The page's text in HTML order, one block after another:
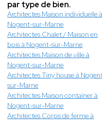
par type de bien.
Architectes Maison individuelle à
Nogent-sur-Marne
Architectes Chalet / Maison en
bois à Nogent-sur-Marne
Architectes Maison de ville à
Nogent-sur-Marne
Architectes Tiny house à
sur-Marne
Architectes Maison container à
Nogent-sur-Marne
Architectes Corps de ferme à